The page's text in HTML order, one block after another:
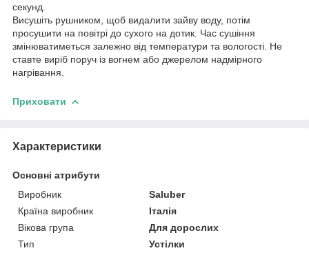
секунд.
Висушіть рушником, щоб видалити зайву воду, потім
просушити на повітрі до сухого на дотик. Час сушіння
змінюватиметься залежно від температури та вологості. Не
ставте виріб поруч із вогнем або джерелом надмірного
нагрівання.
Приховати
Характеристики
Основні атрибути
Виробник
Saluber
Країна виробник
Італія
Вікова група
Для дорослих
Тип
Устілки